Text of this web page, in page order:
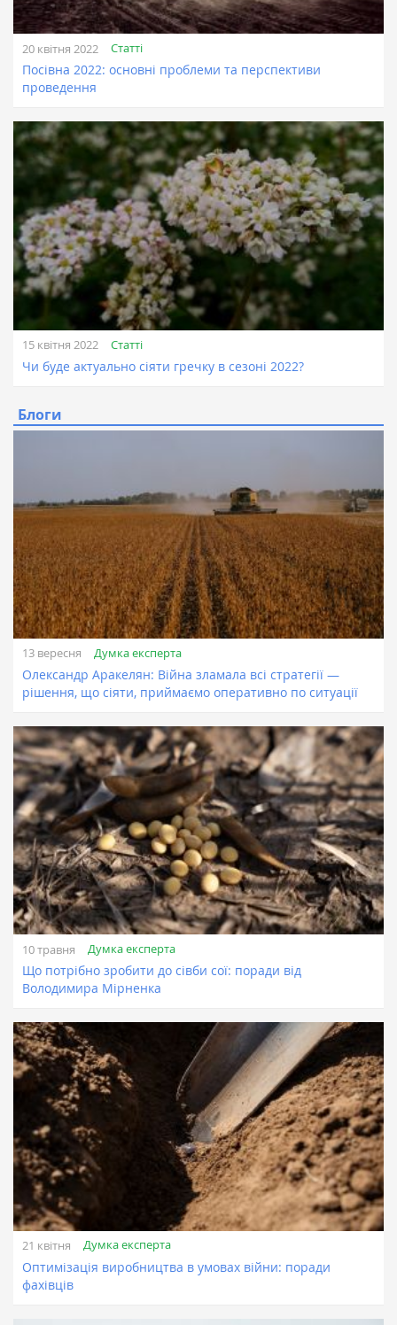
20 квітня 2022 Статті
Посівна 2022: основні проблеми та перспективи
проведення
15 квітня 2022 Статті
Чи буде актуально сіяти гречку в сезоні 2022?
Блоги
13 вересня Думка експерта
Олександр Аракелян: Війна зламала всі стратегії —
рішення, що сіяти, приймаємо оперативно по ситуації
10 травня Думка експерта
Що потрібно зробити до сівби сої: поради від
Володимира Мірненка
21 квітня Думка експерта
Оптимізація виробництва в умовах війни: поради
фахівців